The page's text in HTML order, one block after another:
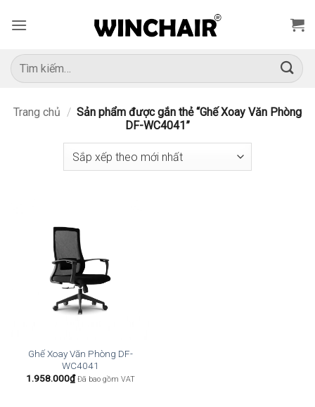
qua
dung
Tìm
kiếm:
Trang chủ / Sản phẩm được gắn thẻ “Ghế Xoay Văn Phòng
DF-WC4041”
Ghế Xoay Văn Phòng DF-
WC4041
1.958.000₫ Đã bao gồm VAT